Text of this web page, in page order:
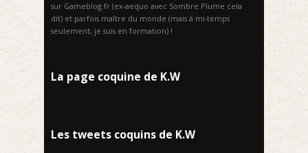
sur Gameblog.fr (ex-aequo avec Sombre Plume cela
dit) et parfois maître du monde (mais à mi-temps
seulement, je suis en formation) !
La page coquine de K.W
Les tweets coquins de K.W